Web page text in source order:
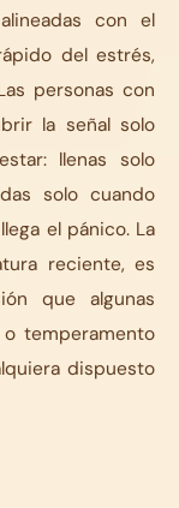
con el
del estrés,
personas con
la señal solo
llenas solo
solo cuando
el pánico. La
reciente, es
que algunas
temperamento
dispuesto